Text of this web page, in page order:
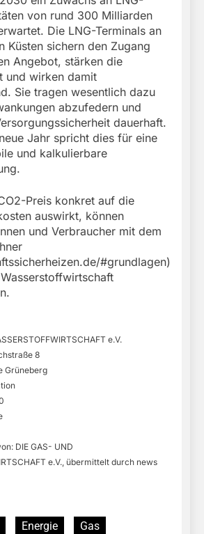
von rund 300 Milliarden
Die LNG-Terminals an
Küsten sichern den Zugang
Angebot, stärken die
und wirken damit
Sie tragen wesentlich dazu
abzufedern und
dauerhaft.
Jahr spricht dies für eine
und kalkulierbare
Preis konkret auf die
auswirkt, können
und Verbraucher mit dem
#grundlagen)
e.V.
8
Grüneberg
DIE GAS- UND
e.V., übermittelt durch news
Energie
Gas